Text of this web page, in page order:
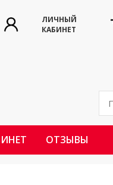
ЛИЧНЫЙ
КАБИНЕТ
ОТЗЫВЫ